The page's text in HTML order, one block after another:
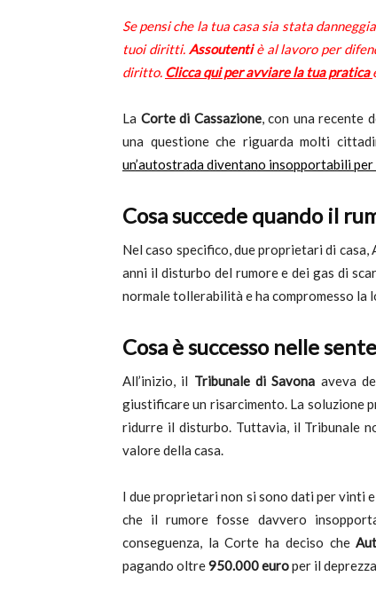
Se pensi che la tua casa sia stata
tuoi diritti. Assoutentiè al lavoro per
diritto. Clicca qui per avviare la tua pratica
La Corte di Cassazione, con una recente
una questione che riguarda molti
un’autostrada diventano insopportabili
Cosa succede quando il
Nel caso specifico, due proprietari di casa,
anni il disturbo del rumore e dei gas di
normale tollerabilità e ha compromesso
Cosa è successo nelle
All’inizio, il Tribunale di Savona aveva
giustificare un risarcimento. La soluzione
ridurre il disturbo. Tuttavia, il Tribunale
valore della casa.
I due proprietari non si sono dati per vinti
che il rumore fosse davvero
conseguenza, la Corte ha deciso che
pagando oltre950.000 europer il